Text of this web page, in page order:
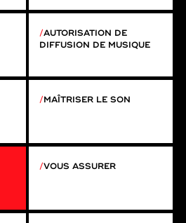
AUTORISATION DE
DIFFUSION DE MUSIQUE
MAÎTRISER LE SON
VOUS ASSURER